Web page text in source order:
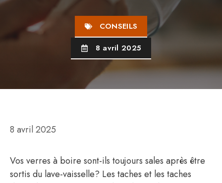
CONSEILS
8 avril 2025
8 avril 2025
Vos verres à boire sont-ils toujours sales après être
sortis du lave-vaisselle? Les taches et les taches